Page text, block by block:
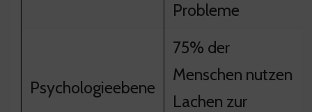
Probleme
Psychologieebene
75% der
Menschen nutzen
Lachen zur